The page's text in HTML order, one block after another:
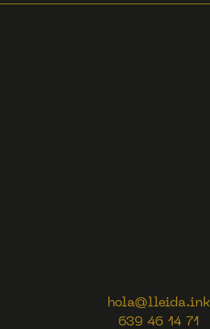
hola@lleida.ink
639 46 14 71